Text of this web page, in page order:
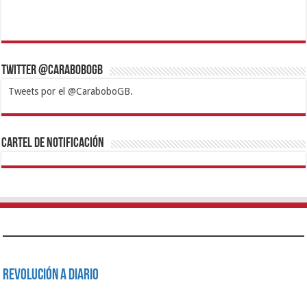
Twitter @CaraboboGB
Tweets por el @CaraboboGB.
1xbetBetturkeyBetistKralbetSupertotobetTipobetMatadorbetMariobet
https://mvbcasino.com/
Cartel de Notificación
Revolución a Diario